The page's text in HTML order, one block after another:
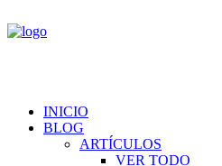
INICIO
BLOG
ARTÍCULOS
VER TODO